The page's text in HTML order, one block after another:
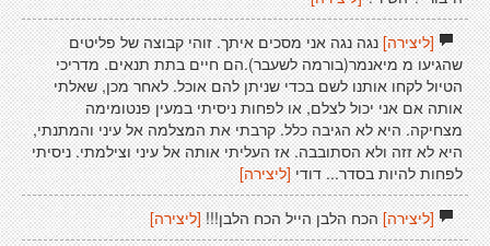
[ליצירה]נגה נגה אני מסכים איתך. זוהי קבוצה של פליטים
שהגיעו מ מיאנמר(בורמה לשעבר).הם חיים בתת תנאים. מדריכי
הטיול לקחו אותנו לשם בכדי שניתן להם אוכל. לאחר מכן, שאלתי
אותה אם אני יכול לצלם, או לפחות ניסיתי במעין פנטומימה
מצחיקה. היא לא הגיבה כלל. קרבתי את המצלמה אל עיני והמתנתי,
היא לא זזה ולא הסתובבה. אז העליתי אותה אל עיני וצילמתי. ניסיתי
לפחות להיות בסדר... דודי [ליצירה]
[ליצירה]הכח הלבן הייל הכח הלבן!!! [ליצירה]